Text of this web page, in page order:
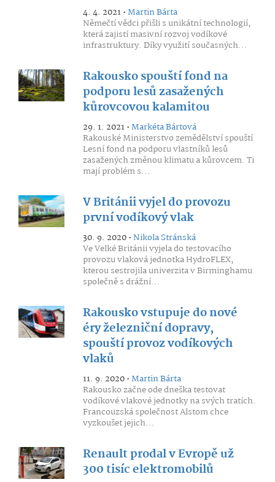
4. 4. 2021 •Martin Bárta
Němečtí vědci přišli s unikátní technologií,
která zajistí masivní rozvoj vodíkové
infrastruktury. Díky využití současných...
Rakousko spouští fond na
podporu lesů zasažených
kůrovcovou kalamitou
29. 1. 2021 •Markéta Bártová
Rakouské Ministerstvo zemědělství spouští
Lesní fond na podporu vlastníků lesů
zasažených změnou klimatu a kůrovcem. Ti
mají problém s...
V Británii vyjel do provozu
první vodíkový vlak
30. 9. 2020 •Nikola Stránská
Ve Velké Británii vyjela do testovacího
provozu vlaková jednotka HydroFLEX,
kterou sestrojila univerzita v Birminghamu
společně s drážní...
Rakousko vstupuje do nové
éry železniční dopravy,
spouští provoz vodíkových
vlaků
11. 9. 2020 •Martin Bárta
Rakousko začne ode dneška testovat
vodíkové vlakové jednotky na svých tratích.
Francouzská společnost Alstom chce
vyzkoušet jejich...
Renault prodal v Evropě už
300 tisíc elektromobilů